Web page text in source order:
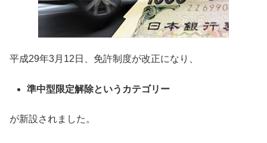
平成29年3月12日、免許制度が改正になり、
準中型限定解除というカテゴリー
が新設されました。